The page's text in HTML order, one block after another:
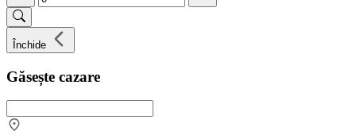
Închide
Găsește cazare